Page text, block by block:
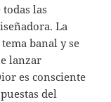
las
La
banal y se
lanzar
es consciente
del